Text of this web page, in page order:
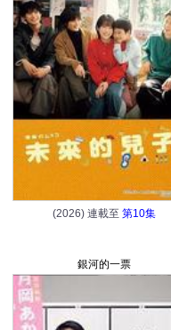
(2026) 連載至 第10集
銀河的一票